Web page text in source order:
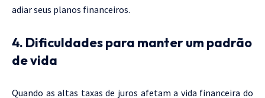
adiar seus planos financeiros.
4. Dificuldades para manter um padrão
de vida
Quando as altas taxas de juros afetam a vida financeira do